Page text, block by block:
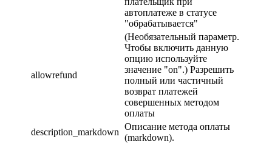
автоплатеже в статусе
"обрабатывается"
allowrefund
(Необязательный параметр.
Чтобы включить данную
опцию используйте
значение "on".) Разрешить
полный или частичный
возврат платежей
совершенных методом
оплаты
description_markdown
Описание метода оплаты
(markdown).